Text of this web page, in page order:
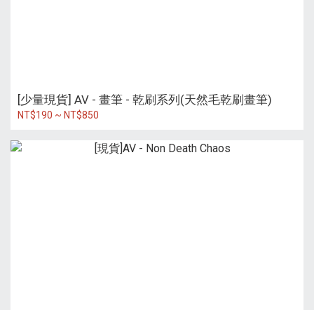
[少量現貨] AV - 畫筆 - 乾刷系列(天然毛乾刷畫筆)
NT$190 ~ NT$850